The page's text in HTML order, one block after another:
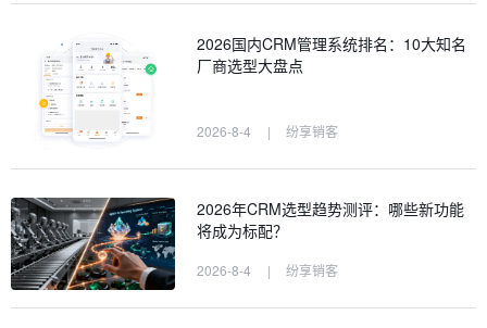
2026国内CRM管理系统排名：10大知名
厂商选型大盘点
2026-8-4 | 纷享销客
2026年CRM选型趋势测评：哪些新功能
将成为标配？
2026-8-4 | 纷享销客